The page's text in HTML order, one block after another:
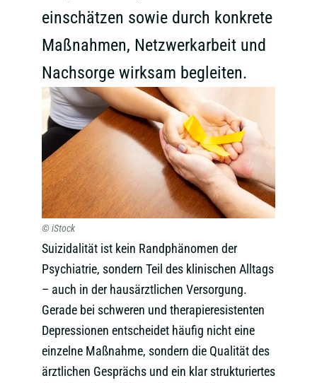
einschätzen sowie durch konkrete
Maßnahmen, Netzwerkarbeit und
Nachsorge wirksam begleiten.
© iStock
Suizidalität ist kein Randphänomen der
Psychiatrie, sondern Teil des klinischen Alltags
– auch in der hausärztlichen Versorgung.
Gerade bei schweren und therapieresistenten
Depressionen entscheidet häufig nicht eine
einzelne Maßnahme, sondern die Qualität des
ärztlichen Gesprächs und ein klar strukturiertes